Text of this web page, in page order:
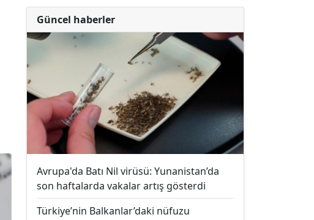
Güncel haberler
Avrupa'da Batı Nil virüsü: Yunanistan’da
son haftalarda vakalar artış gösterdi
Türkiye’nin Balkanlar’daki nüfuzu